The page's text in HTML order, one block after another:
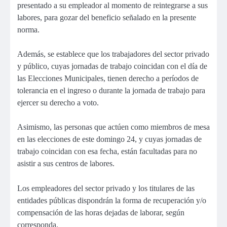
presentado a su empleador al momento de reintegrarse a sus
labores, para gozar del beneficio señalado en la presente
norma.
Además, se establece que los trabajadores del sector privado
y público, cuyas jornadas de trabajo coincidan con el día de
las Elecciones Municipales, tienen derecho a períodos de
tolerancia en el ingreso o durante la jornada de trabajo para
ejercer su derecho a voto.
Asimismo, las personas que actúen como miembros de mesa
en las elecciones de este domingo 24, y cuyas jornadas de
trabajo coincidan con esa fecha, están facultadas para no
asistir a sus centros de labores.
Los empleadores del sector privado y los titulares de las
entidades públicas dispondrán la forma de recuperación y/o
compensación de las horas dejadas de laborar, según
corresponda.